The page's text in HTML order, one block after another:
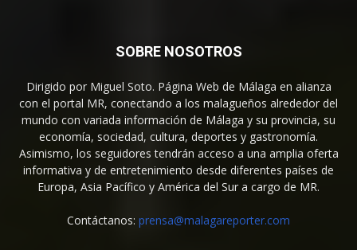
SOBRE NOSOTROS
Dirigido por Miguel Soto. Página Web de Málaga en alianza
con el portal MR, conectando a los malagueños alrededor del
mundo con variada información de Málaga y su provincia, su
economía, sociedad, cultura, deportes y gastronomía.
Asimismo, los seguidores tendrán acceso a una amplia oferta
informativa y de entretenimiento desde diferentes países de
Europa, Asia Pacífico y América del Sur a cargo de MR.
Contáctanos: prensa@malagareporter.com